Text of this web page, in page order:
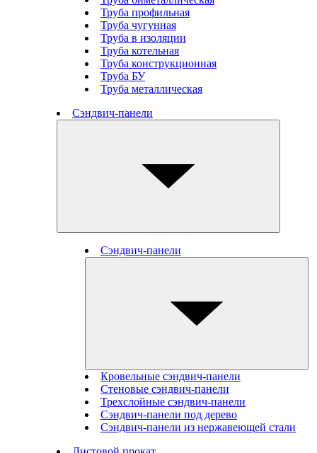
Труба профильная
Труба чугунная
Труба в изоляции
Труба котельная
Труба конструкционная
Труба БУ
Труба металлическая
Сэндвич-панели
Сэндвич-панели
Кровельные сэндвич-панели
Стеновые cэндвич-панели
Трехслойные сэндвич-панели
Сэндвич-панели под дерево
Сэндвич-панели из нержавеющей стали